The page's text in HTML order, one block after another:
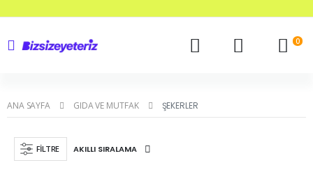
0
ANA SAYFA GIDA VE MUTFAK ŞEKERLER
FILTRE